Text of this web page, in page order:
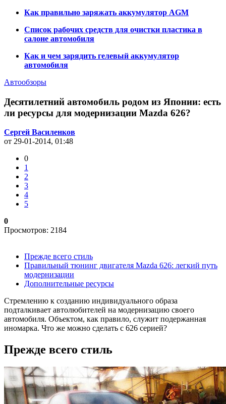
Как правильно заряжать аккумулятор AGM
Список рабочих средств для очистки пластика в
салоне автомобиля
Как и чем зарядить гелевый аккумулятор
автомобиля
Автообзоры
Десятилетний автомобиль родом из Японии: есть
ли ресурсы для модернизации Mazda 626?
Сергей Василенков
от 29-01-2014, 01:48
0
1
2
3
4
5
0
Просмотров: 2184
Прежде всего стиль
Правильный тюнинг двигателя Mazda 626: легкий путь
модернизации
Дополнительные ресурсы
Стремлению к созданию индивидуального образа
подталкивает автолюбителей на модернизацию своего
автомобиля. Объектом, как правило, служит подержанная
иномарка. Что же можно сделать с 626 серией?
Прежде всего стиль